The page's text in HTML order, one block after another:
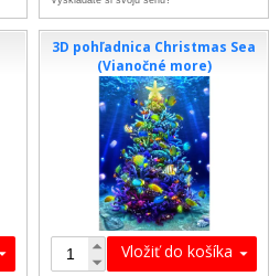
3D pohľadnica Christmas Sea
(Vianočné more)
Vložiť do košíka